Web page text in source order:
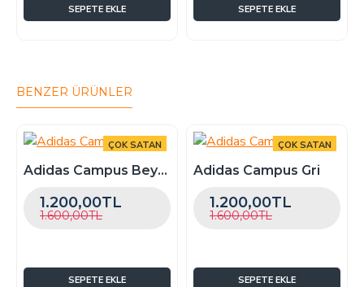
SEPETE EKLE SEPETE EKLE
BENZER ÜRÜNLER
ÇOK SATAN
-25 %Adidas Campus Beyaz
1.200,00TL
1.600,00TL
SEPETE EKLE
ÇOK SATAN
-25 %
Adidas Campus Gri
1.200,00TL
1.600,00TL
SEPETE EKLE